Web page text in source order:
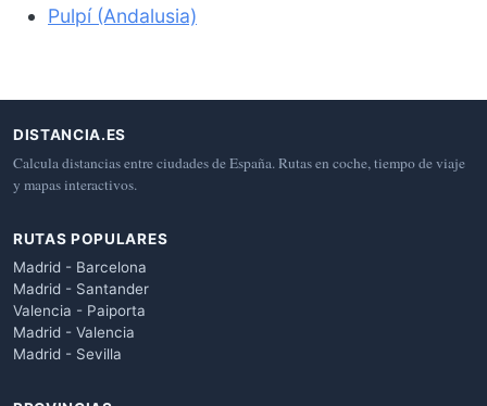
Pulpí (Andalusia)
DISTANCIA.ES
Calcula distancias entre ciudades de España. Rutas en coche, tiempo de viaje
y mapas interactivos.
RUTAS POPULARES
Madrid - Barcelona
Madrid - Santander
Valencia - Paiporta
Madrid - Valencia
Madrid - Sevilla